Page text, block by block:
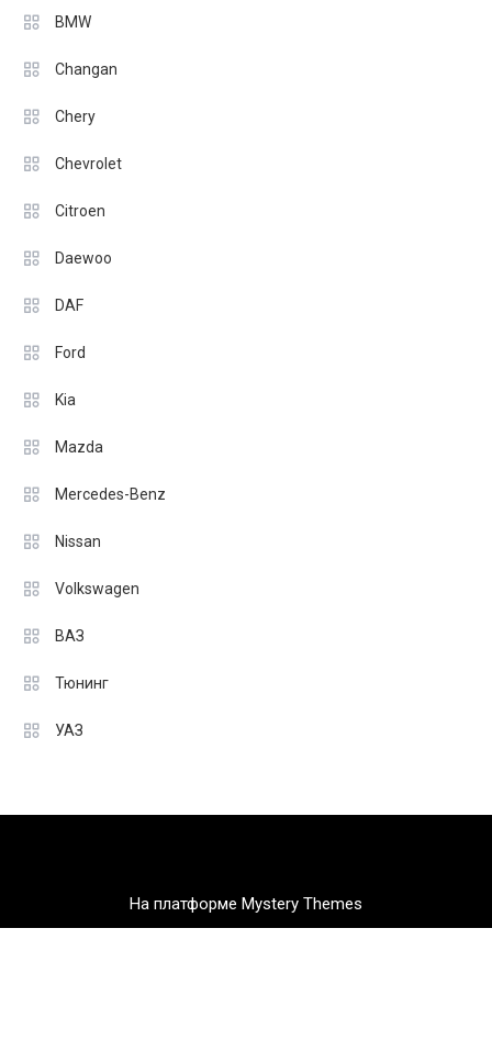
BMW
Changan
Chery
Chevrolet
Citroen
Daewoo
DAF
Ford
Kia
Mazda
Mercedes-Benz
Nissan
Volkswagen
ВАЗ
Тюнинг
УАЗ
На платформе Mystery Themes